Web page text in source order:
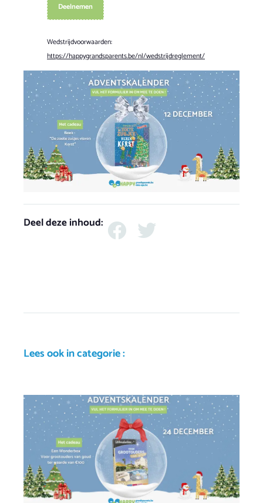
Deelnemen
Wedstrijdvoorwaarden:
https://happygrandsparents.be/nl/wedstrijdreglement/
Deel deze inhoud:
Lees ook in categorie :